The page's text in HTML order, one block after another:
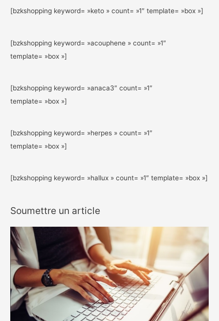
[bzkshopping keyword= »keto » count= »1″ template= »box »]
[bzkshopping keyword= »acouphene » count= »1″
template= »box »]
[bzkshopping keyword= »anaca3″ count= »1″
template= »box »]
[bzkshopping keyword= »herpes » count= »1″
template= »box »]
[bzkshopping keyword= »hallux » count= »1″ template= »box »]
Soumettre un article